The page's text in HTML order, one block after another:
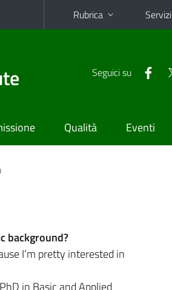
Rubrica Servizi
Seguici su
Qualità Eventi
background?
I’m pretty interested in
in Basic and Applied